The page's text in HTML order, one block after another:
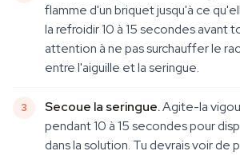
flamme d'un briquet jusqu'à ce
la refroidir 10 à 15 secondes avant
attention à ne pas surchauffer le
entre l'aiguille et la seringue.
Secoue la seringue.Agite-la
pendant 10 à 15 secondes pour
dans la solution. Tu devrais voir de